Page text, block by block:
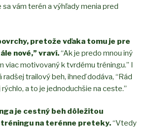
sa vám terén a výhľady menia pred
pretože vďaka tomu je pre
nové,” vraví.“Ak je predo mnou iný
viac motivovaný k tvrdému tréningu.” I
radšej trailový beh, ihneď dodáva, “Rád
a to je jednoduchšie na ceste.”
je cestný beh dôležitou
na terénne preteky.“Vtedy